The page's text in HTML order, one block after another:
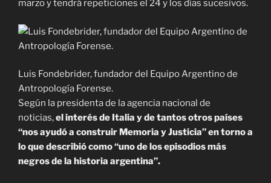
marzo y tendrá repeticiones el 24 y los días sucesivos.
Luis Fondebrider, fundador del Equipo Argentino de
Antropología Forense.
Según la presidenta de la agencia nacional de
noticias,el interés de Italia y de tantos otros países
“nos ayudó a construir Memoria y Justicia” en torno a
lo que describió como “uno de los episodios más
negros de la historia argentina”.